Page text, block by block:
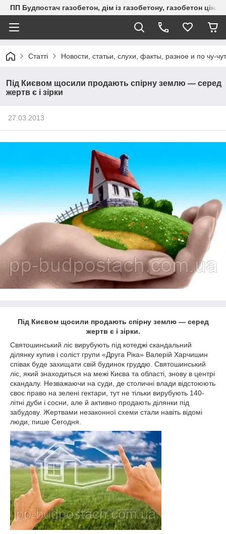
ПП Будпостач газобетон, дім із газобетону, газобетон
Статті Новости, статьи, слухи, факты, разное и по чу-
Під Києвом щосили продають спірну землю — серед
жертв є і зірки
27.03.2013
Під Києвом щосили продають спірну землю — серед
жертв є і зірки.
Святошинський ліс вирубують під котеджі скандальний
ділянку купив і соліст групи «Друга Ріка» Валерій Харчишин
співак буде захищати свій будинок груддю. Святошинський
ліс, який знаходиться на межі Києва та області, знову в центрі
скандалу. Незважаючи на суди, де столичні влади відстоюють
своє право на зелені гектари, тут не тільки вирубують 140-
літні дуби і сосни, але й активно продають ділянки під
забудову. Жертвами незаконної схеми стали навіть відомі
люди, пише Сегодня.